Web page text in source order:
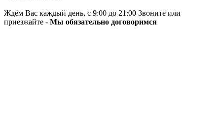
Ждём Вас каждый день, с 9:00 до 21:00 Звоните или
приезжайте - Мы обязательно договоримся